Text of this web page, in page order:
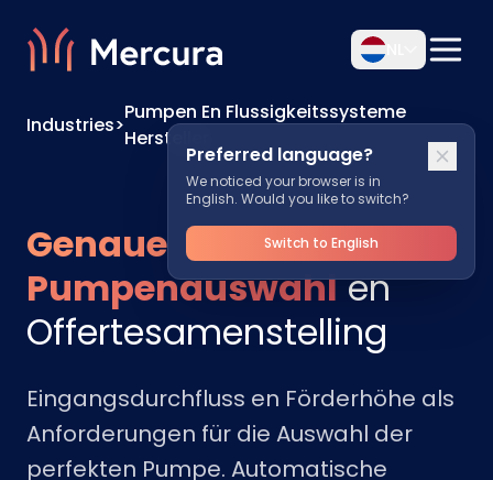
Preferred language?
We noticed your browser is in
English. Would you like to switch?
Switch to English
Industries>
Pumpen En Flussigkeitssysteme
Hersteller
Genaue
Pumpenauswahlen
Offertesamenstelling
Eingangsdurchfluss en Förderhöhe als
Anforderungen für die Auswahl der
perfekten Pumpe. Automatische